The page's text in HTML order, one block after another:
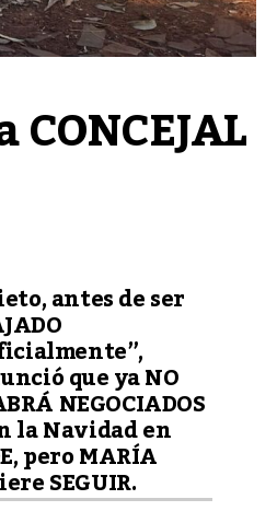
antes de ser
que ya NO
NEGOCIADOS
la Navidad en
pero MARÍA
SEGUIR.